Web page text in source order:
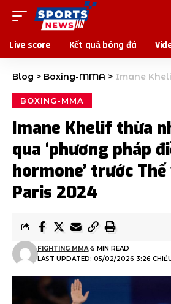
Live score Kết quả bóng đá
Blog > Boxing-MMA > Imane Khelif thừa nhận đã trải qua
BOXING-MMA
Imane Khelif thừa
qua ‘phương pháp
hormone’ trước
Paris 2024
LAST UPDATED: 05/02/2026 3:26
FIGHTING MMA 5 MIN READ